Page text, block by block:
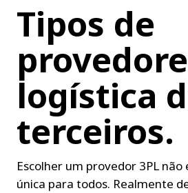
Tipos de
logística
terceiros.
Escolher um provedor 3PL não
única para todos. Realmente